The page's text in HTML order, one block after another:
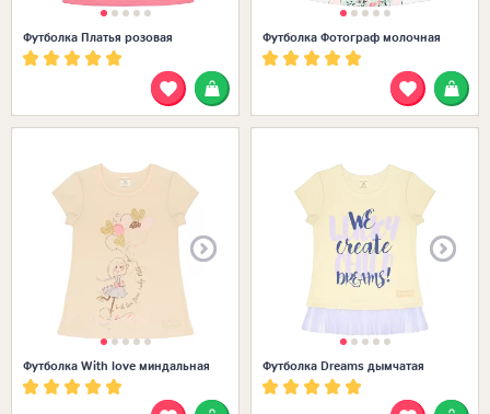
Футболка Платья розовая Футболка Фотограф молочная
Футболка With love миндальная Футболка Dreams дымчатая